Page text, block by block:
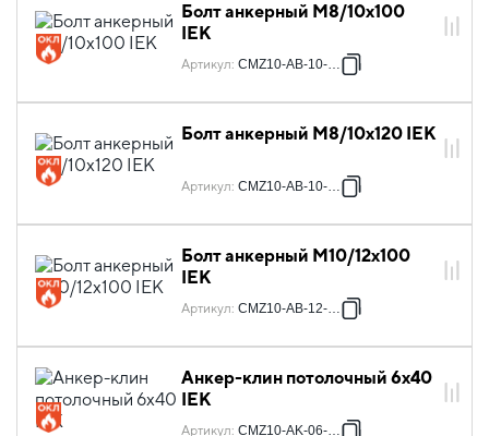
Болт анкерный М8/10х100
IEK
Артикул: CMZ10-AB-10-100
Болт анкерный М8/10х120 IEK
Артикул: CMZ10-AB-10-120
Болт анкерный М10/12х100
IEK
Артикул: CMZ10-AB-12-100
Анкер-клин потолочный 6х40
IEK
Артикул: CMZ10-AK-06-040